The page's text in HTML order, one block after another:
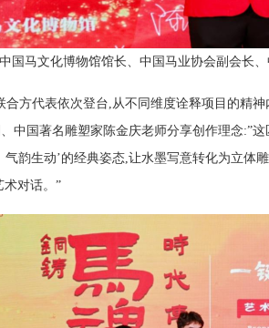
中国马文化博物馆馆长、中国马业协会副会长
合方代表依次登台,从不同维度诠释项目的精
中国著名雕塑家陈金庆老师分享创作理念:”
气韵生动’的经典姿态,让水墨写意转化为立
术对话。”